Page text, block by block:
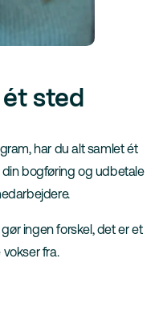
sted
har du alt samlet ét
din bogføring og udbetale
ingen forskel, det er et
fra.